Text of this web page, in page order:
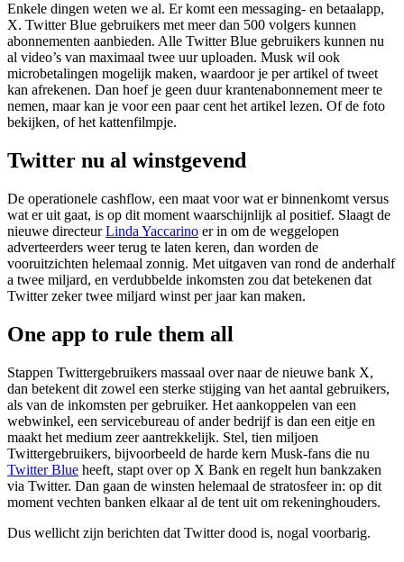
Enkele dingen weten we al. Er komt een messaging- en betaalapp,
X. Twitter Blue gebruikers met meer dan 500 volgers kunnen
abonnementen aanbieden. Alle Twitter Blue gebruikers kunnen nu
al video’s van maximaal twee uur uploaden. Musk wil ook
microbetalingen mogelijk maken, waardoor je per artikel of tweet
kan afrekenen. Dan hoef je geen duur krantenabonnement meer te
nemen, maar kan je voor een paar cent het artikel lezen. Of de foto
bekijken, of het kattenfilmpje.
Twitter nu al winstgevend
De operationele cashflow, een maat voor wat er binnenkomt versus
wat er uit gaat, is op dit moment waarschijnlijk al positief. Slaagt de
nieuwe directeurLinda Yaccarino er in om de weggelopen
adverteerders weer terug te laten keren, dan worden de
vooruitzichten helemaal zonnig. Met uitgaven van rond de anderhalf
a twee miljard, en verdubbelde inkomsten zou dat betekenen dat
Twitter zeker twee miljard winst per jaar kan maken.
One app to rule them all
Stappen Twittergebruikers massaal over naar de nieuwe bank X,
dan betekent dit zowel een sterke stijging van het aantal gebruikers,
als van de inkomsten per gebruiker. Het aankoppelen van een
webwinkel, een servicebureau of ander bedrijf is dan een eitje en
maakt het medium zeer aantrekkelijk. Stel, tien miljoen
Twittergebruikers, bijvoorbeeld de harde kern Musk-fans die nu
Twitter Blue heeft, stapt over op X Bank en regelt hun bankzaken
via Twitter. Dan gaan de winsten helemaal de stratosfeer in: op dit
moment vechten banken elkaar al de tent uit om rekeninghouders.
Dus wellicht zijn berichten dat Twitter dood is, nogal voorbarig.